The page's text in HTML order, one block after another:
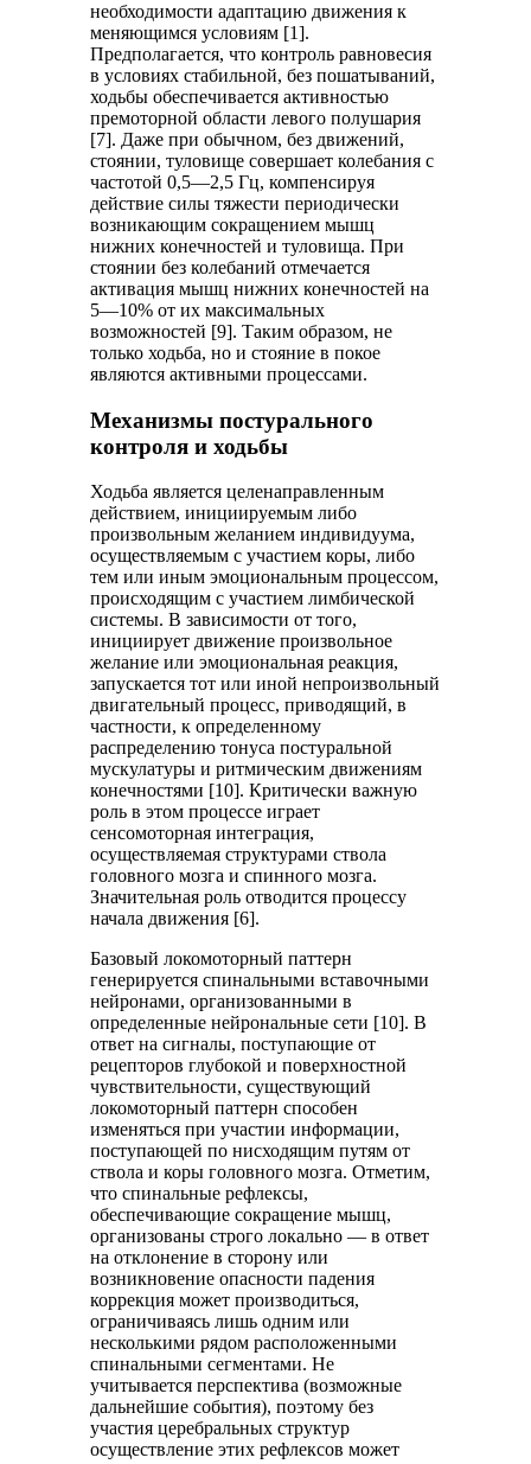
необходимости адаптацию движения к
меняющимся условиям [1].
Предполагается, что контроль равновесия
в условиях стабильной, без пошатываний,
ходьбы обеспечивается активностью
премоторной области левого полушария
[7]. Даже при обычном, без движений,
стоянии, туловище совершает колебания с
частотой 0,5—2,5 Гц, компенсируя
действие силы тяжести периодически
возникающим сокращением мышц
нижних конечностей и туловища. При
стоянии без колебаний отмечается
активация мышц нижних конечностей на
5—10% от их максимальных
возможностей [9]. Таким образом, не
только ходьба, но и стояние в покое
являются активными процессами.
Механизмы постурального
контроля и ходьбы
Ходьба является целенаправленным
действием, инициируемым либо
произвольным желанием индивидуума,
осуществляемым с участием коры, либо
тем или иным эмоциональным процессом,
происходящим с участием лимбической
системы. В зависимости от того,
инициирует движение произвольное
желание или эмоциональная реакция,
запускается тот или иной непроизвольный
двигательный процесс, приводящий, в
частности, к определенному
распределению тонуса постуральной
мускулатуры и ритмическим движениям
конечностями [10]. Критически важную
роль в этом процессе играет
сенсомоторная интеграция,
осуществляемая структурами ствола
головного мозга и спинного мозга.
Значительная роль отводится процессу
начала движения [6].
Базовый локомоторный паттерн
генерируется спинальными вставочными
нейронами, организованными в
определенные нейрональные сети [10]. В
ответ на сигналы, поступающие от
рецепторов глубокой и поверхностной
чувствительности, существующий
локомоторный паттерн способен
изменяться при участии информации,
поступающей по нисходящим путям от
ствола и коры головного мозга. Отметим,
что спинальные рефлексы,
обеспечивающие сокращение мышц,
организованы строго локально — в ответ
на отклонение в сторону или
возникновение опасности падения
коррекция может производиться,
ограничиваясь лишь одним или
несколькими рядом расположенными
спинальными сегментами. Не
учитывается перспектива (возможные
дальнейшие события), поэтому без
участия церебральных структур
осуществление этих рефлексов может